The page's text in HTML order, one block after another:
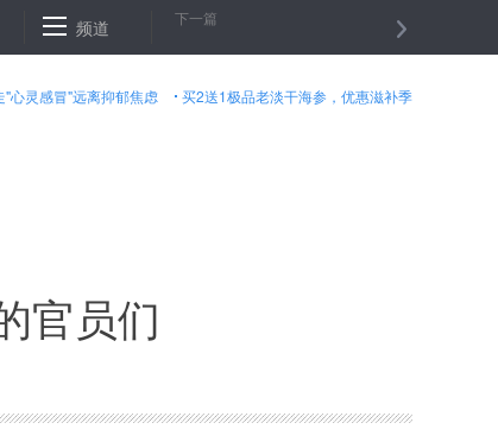
保督察全覆盖 上紧发条见实效 获“八一勋章”的缉毒队长:被
频道 下一篇
"心灵感冒"远离抑郁焦虑 买2送1极品老淡干海参，优惠滋补季
官员们